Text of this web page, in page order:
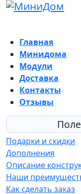
Главная
Минидома
Модули
Доставка
Контакты
Отзывы
Подарки и скидки
Дополнения
Описание
Наши
Как сделать заказ